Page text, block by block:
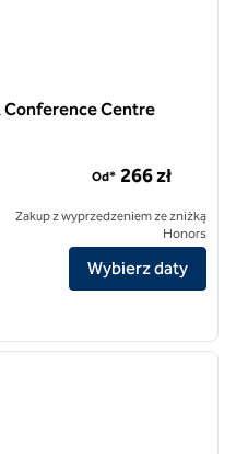
Conference Centre
by Hilton Hotel & Conference
Od* 266 zł
Zakup z wyprzedzeniem ze zniżką
Honors
Wybierz daty